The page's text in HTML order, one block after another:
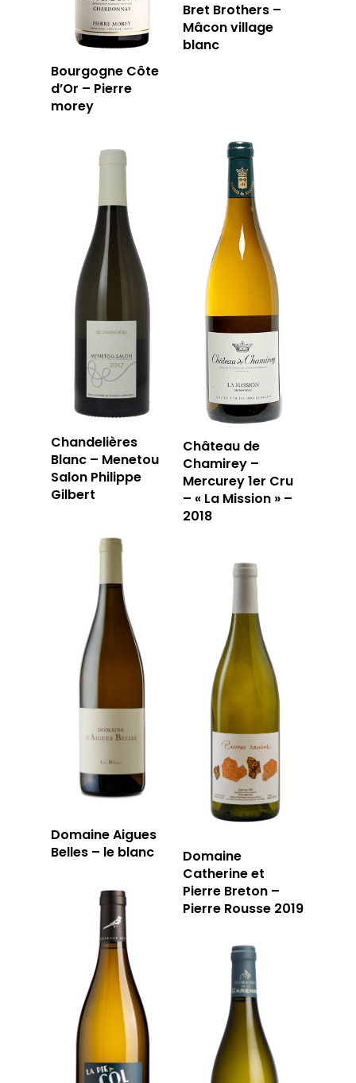
Bourgogne Côte
d’Or – Pierre
morey
Bret Brothers –
Mâcon village
blanc
Chandelières
Blanc – Menetou
Salon Philippe
Gilbert
Château de
Chamirey –
Mercurey 1er Cru
– « La Mission » –
2018
Domaine Aigues
Belles – le blanc
Domaine
Catherine et
Pierre Breton –
Pierre Rousse 2019